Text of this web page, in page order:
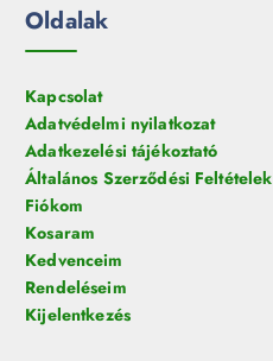
Oldalak
Kapcsolat
Adatvédelmi nyilatkozat
Adatkezelési tájékoztató
Általános Szerződési Feltételek
Fiókom
Kosaram
Kedvenceim
Rendeléseim
Kijelentkezés